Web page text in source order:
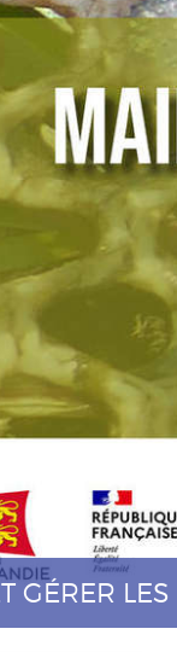
GÉRER